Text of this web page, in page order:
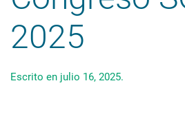
2025
Escrito en julio 16, 2025.